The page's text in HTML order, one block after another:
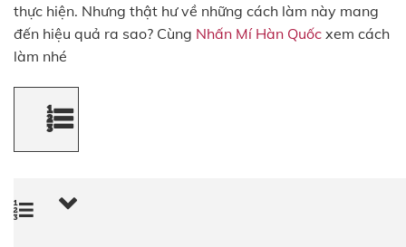
thực hiện. Nhưng thật hư về những cách làm này mang
đến hiệu quả ra sao? Cùng Nhấn Mí Hàn Quốc xem cách
làm nhé